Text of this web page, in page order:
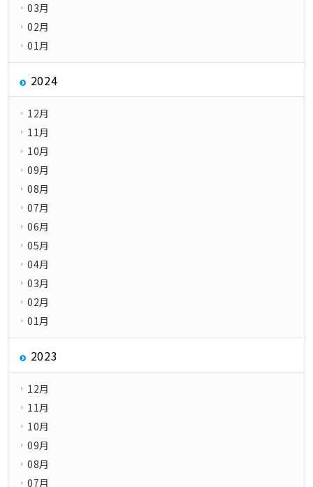
03月
02月
01月
2024
12月
11月
10月
09月
08月
07月
06月
05月
04月
03月
02月
01月
2023
12月
11月
10月
09月
08月
07月